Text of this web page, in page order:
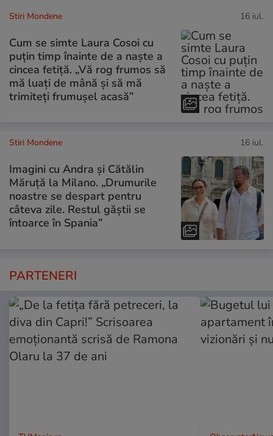
Stiri Mondene 16 iul.
Cum se simte Laura Cosoi cu
puțin timp înainte de a naște a
cincea fetiță. „Vă rog frumos să
mă luați de mână și să mă
trimiteți frumușel acasă”
Stiri Mondene 16 iul.
Imagini cu Andra și Cătălin
Măruță la Milano. „Drumurile
noastre se despart pentru
câteva zile. Restul găștii se
întoarce în Spania”
PARTENERI